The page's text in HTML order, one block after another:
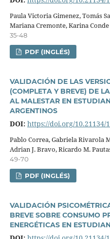
Paula Victoria Gimenez, Tomás
Mariana Cremonte, Karina Conde
35-48
PDF (INGLÉS)
VALIDACIÓN DE LAS
(COMPLETA Y BREVE) DE
AL MALESTAR EN
ARGENTINOS
DOI: https://doi.org/10.21134/
Pablo Correa, Gabriela Rivarola
Adrian J. Bravo, Ricardo M.
49-70
PDF (INGLÉS)
VALIDACIÓN
BREVE SOBRE CONSUMO
ENERGÉTICAS EN